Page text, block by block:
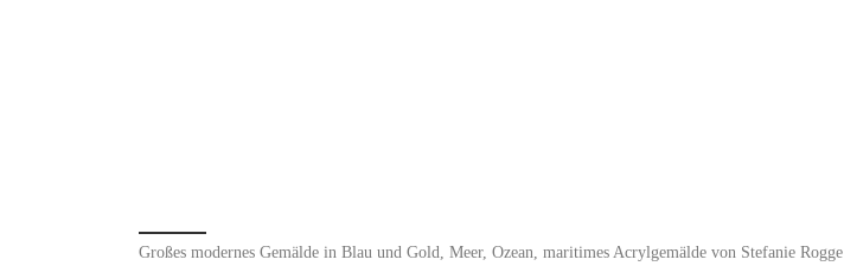
Großes modernes Gemälde in Blau und Gold, Meer, Ozean, maritimes Acrylgemälde von Stefanie Rogge